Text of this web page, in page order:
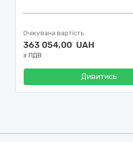
Очікувана вартість
363 054,00 UAH
з ПДВ
Дивитись